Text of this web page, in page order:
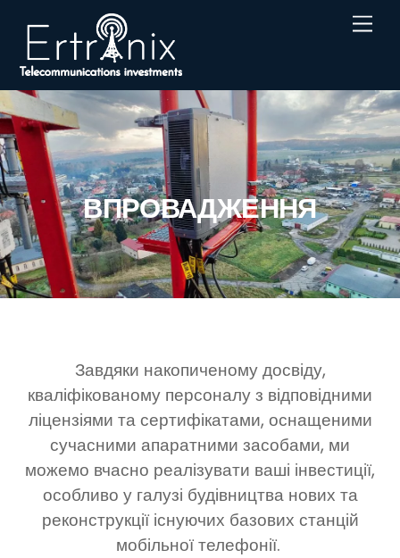
content
ВПРОВАДЖЕННЯ
Завдяки накопиченому досвіду,
кваліфікованому персоналу з відповідними
ліцензіями та сертифікатами, оснащеними
сучасними апаратними засобами, ми
можемо вчасно реалізувати ваші інвестиції,
особливо у галузі будівництва нових та
реконструкції існуючих базових станцій
мобільної телефонії.